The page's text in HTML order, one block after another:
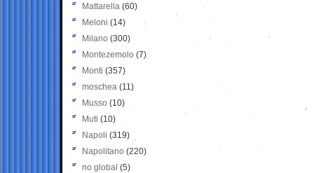
Mattarella (60)
Meloni (14)
Milano (300)
Montezemolo (7)
Monti (357)
moschea (11)
Musso (10)
Muti (10)
Napoli (319)
Napolitano (220)
no global (5)